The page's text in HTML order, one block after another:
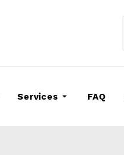
Services FAQ